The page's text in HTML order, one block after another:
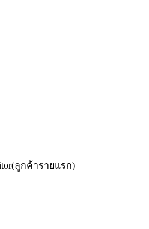
ลูกค้ารายแรก)